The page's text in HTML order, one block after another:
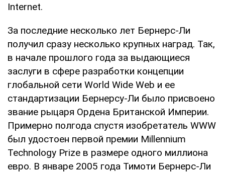
Internet.
За последние несколько лет Бернерс-Ли
получил сразу несколько крупных наград. Так,
в начале прошлого года за выдающиеся
заслуги в сфере разработки концепции
глобальной сети World Wide Web и ее
стандартизации Бернерсу-Ли было присвоено
звание рыцаря Ордена Британской Империи.
Примерно полгода спустя изобретатель WWW
был удостоен первой премии Millennium
Technology Prize в размере одного миллиона
евро. В январе 2005 года Тимоти Бернерс-Ли